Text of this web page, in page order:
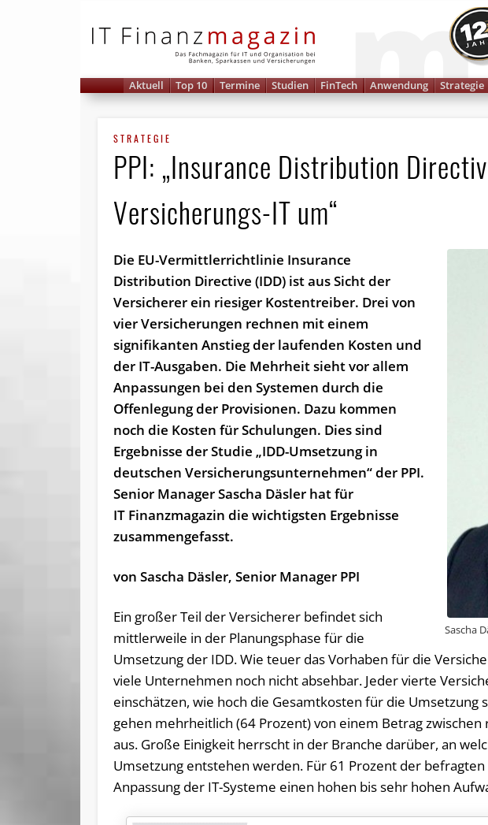
Aktuell Top 10 Termine Studien FinTech Anwendung Strategie
STRATEGIE
PPI: „Insurance Distribution
Versicherungs-IT um“
Sascha
Die EU-Vermittlerrichtlinie Insurance
Distribution Directive (IDD) ist aus Sicht der
Versicherer ein riesiger Kostentreiber. Drei von
vier Versicherungen rechnen mit einem
signifikanten Anstieg der laufenden Kosten und
der IT-Ausgaben. Die Mehrheit sieht vor allem
Anpassungen bei den Systemen durch die
Offenlegung der Provisionen. Dazu kommen
noch die Kosten für Schulungen. Dies sind
Ergebnisse der Studie „IDD-Umsetzung in
deutschen Versicherungsunternehmen“ der PPI.
Senior Manager Sascha Däsler hat für
IT Finanzmagazin die wichtigsten Ergebnisse
zusammengefasst.
von Sascha Däsler, Senior Manager PPI
Ein großer Teil der Versicherer befindet sich
mittlerweile in der Planungsphase für die
Umsetzung der IDD. Wie teuer das Vorhaben für die
viele Unternehmen noch nicht absehbar. Jeder vierte
einschätzen, wie hoch die Gesamtkosten für die Umsetzung
gehen mehrheitlich (64 Prozent) von einem Betrag
aus. Große Einigkeit herrscht in der Branche darüber, an
Umsetzung entstehen werden. Für 61 Prozent der
Anpassung der IT-Systeme einen hohen bis sehr hohen